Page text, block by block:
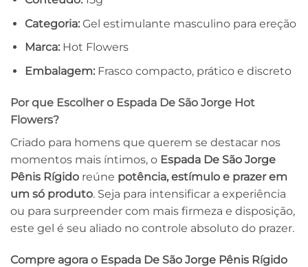
Categoria:Gel estimulante masculino para ereção
Marca:Hot Flowers
Embalagem:Frasco compacto, prático e discreto
Por que Escolher o Espada De São Jorge Hot
Flowers?
Criado para homens que querem se destacar nos
momentos mais íntimos, o Espada De São Jorge
Pênis Rígido reúne potência, estímulo e prazer em
um só produto. Seja para intensificar a experiência
ou para surpreender com mais firmeza e disposição,
este gel é seu aliado no controle absoluto do prazer.
Compre agora o Espada De São Jorge Pênis Rígido